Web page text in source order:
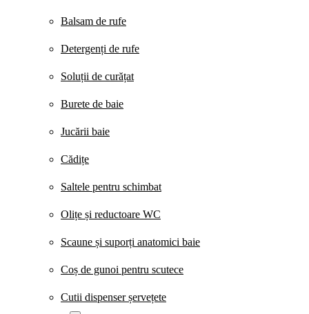
Balsam de rufe
Detergenți de rufe
Soluții de curățat
Burete de baie
Jucării baie
Cădițe
Saltele pentru schimbat
Olițe și reductoare WC
Scaune și suporți anatomici baie
Coș de gunoi pentru scutece
Cutii dispenser șervețete